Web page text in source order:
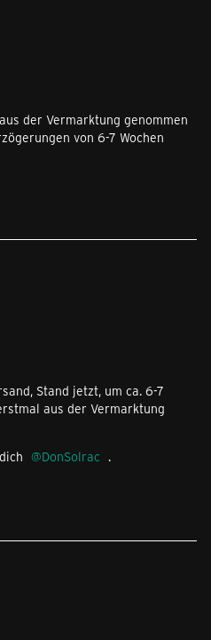
der Vermarktung genommen
von 6-7 Wochen
Stand jetzt, um ca. 6-7
aus der Vermarktung
DonSolrac .